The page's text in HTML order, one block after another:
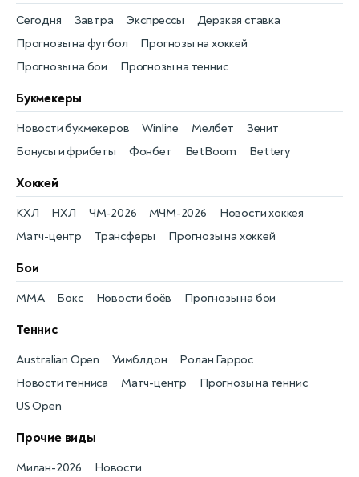
Прогнозы на футбол
Сегодня
Прогнозы на хоккей
Завтра
Прогнозы на бои
Экспрессы
Прогнозы на теннис
Дерзкая ставка
Букмекеры
Бонусы и фрибеты
Новости букмекеров
Фонбет
Winline
BetBoom
Мелбет
Bettery
Зенит
Хоккей
Новости хоккея
КХЛ
Матч-центр
НХЛ
Трансферы
ЧМ-2026
Прогнозы на хоккей
МЧМ-2026
Бои
Новости боёв
MMA Прогнозы на бои
Бокс
Теннис
Новости тенниса
Australian Open
Матч-центр
Уимблдон
Прогнозы на теннис
Ролан Гаррос
US Open
Прочие виды
Новости
Милан-2026